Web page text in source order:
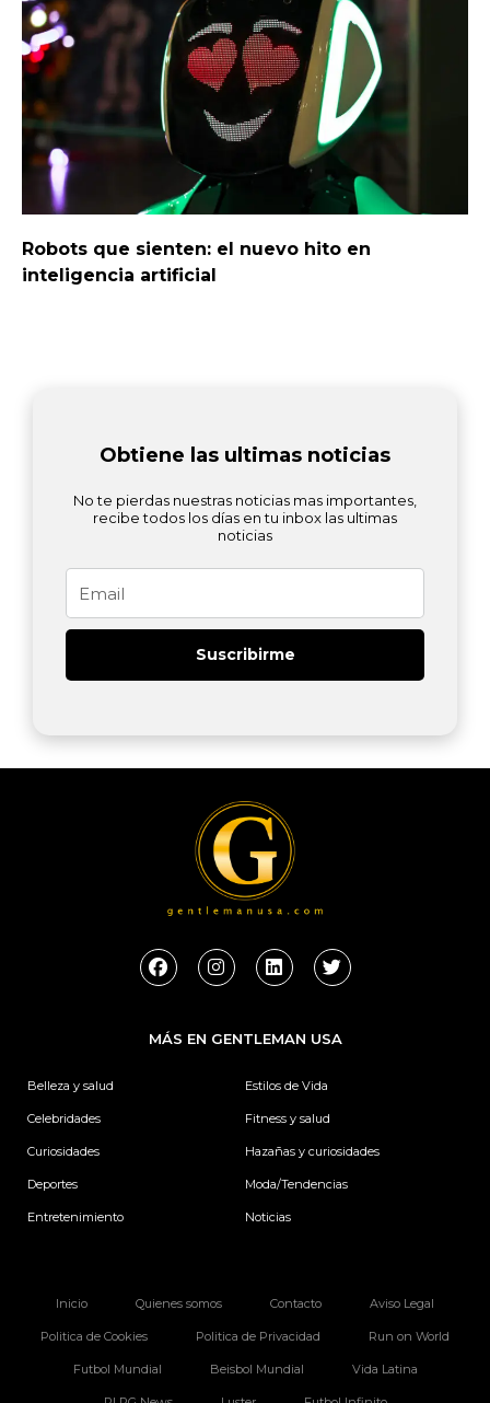
Robots que sienten: el nuevo hito en
inteligencia artificial
Obtiene las ultimas noticias
No te pierdas nuestras noticias mas importantes,
recibe todos los días en tu inbox las ultimas
noticias
Suscribirme
F
a
c
b
o
I
n
s
a
g
L
i
n
e
d
n
T
w
i
t
e
MÁS EN GENTLEMAN USA
Belleza y salud
Celebridades
Curiosidades
Deportes
Entretenimiento
Estilos de Vida
Fitness y salud
Hazañas y curiosidades
Moda/Tendencias
Noticias
Inicio Quienes somos Contacto Aviso Legal
Politica de Cookies Politica de Privacidad Run on World
Futbol Mundial Beisbol Mundial Vida Latina